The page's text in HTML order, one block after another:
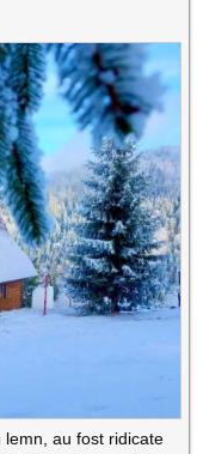
lemn, au fost ridicate